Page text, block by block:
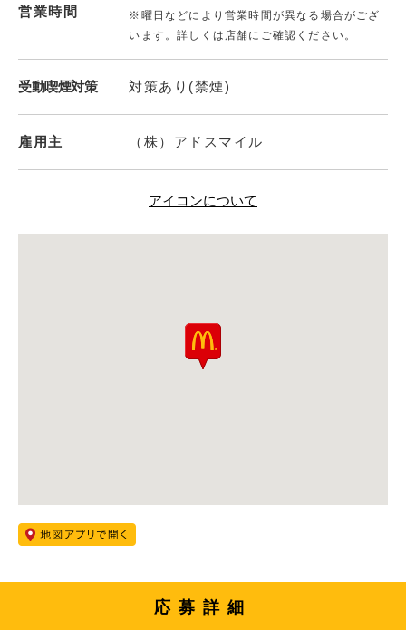
営業時間
※曜日などにより営業時間が異なる場合がござ
います。詳しくは店舗にご確認ください。
受動喫煙対策 対策あり(禁煙)
雇用主 （株）アドスマイル
アイコンについて
応募詳細